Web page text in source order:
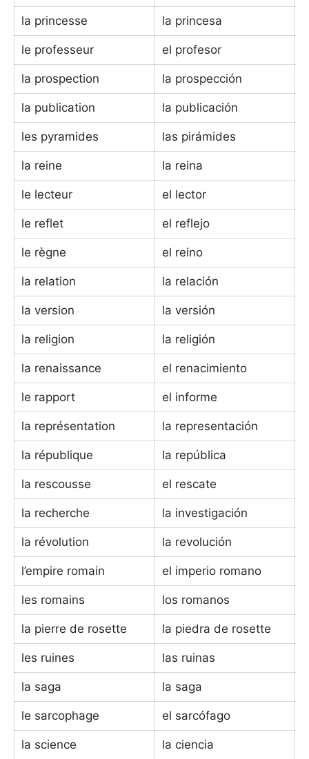
la princesse la princesa
le professeur el profesor
la prospection la prospección
la publication la publicación
les pyramides las pirámides
la reine la reina
le lecteur el lector
le reflet el reflejo
le règne el reino
la relation la relación
la version la versión
la religion la religión
la renaissance el renacimiento
le rapport el informe
la représentation la representación
la république la república
la rescousse el rescate
la recherche la investigación
la révolution la revolución
l’empire romain el imperio romano
les romains los romanos
la pierre de rosette la piedra de rosette
les ruines las ruinas
la saga la saga
le sarcophage el sarcófago
la science la ciencia